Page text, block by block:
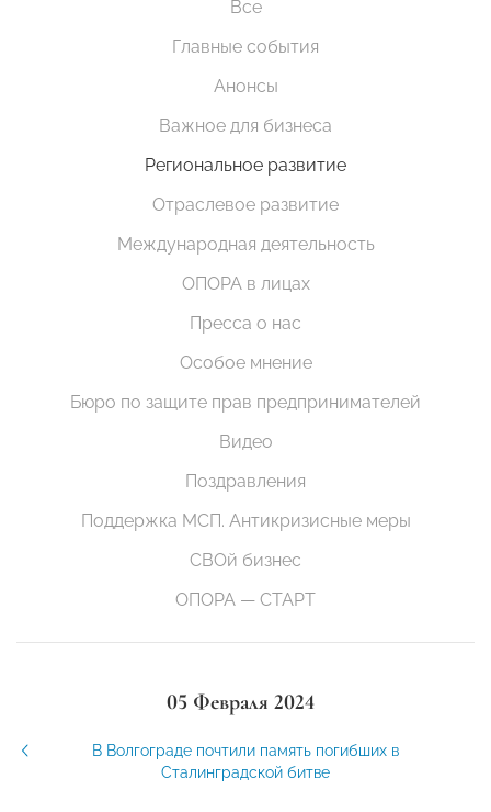
Все
Главные события
Анонсы
Важное для бизнеса
Региональное развитие
Отраслевое развитие
Международная деятельность
ОПОРА в лицах
Пресса о нас
Особое мнение
Бюро по защите прав предпринимателей
Видео
Поздравления
Поддержка МСП. Антикризисные меры
СВОй бизнес
ОПОРА — СТАРТ
05 Февраля 2024
В Волгограде почтили память погибших в
Сталинградской битве